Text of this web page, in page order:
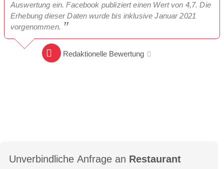
Auswertung ein. Facebook publiziert einen Wert von 4,7. Die
Erhebung dieser Daten wurde bis inklusive Januar 2021
vorgenommen.
Redaktionelle Bewertung
Unverbindliche Anfrage an Restaurant